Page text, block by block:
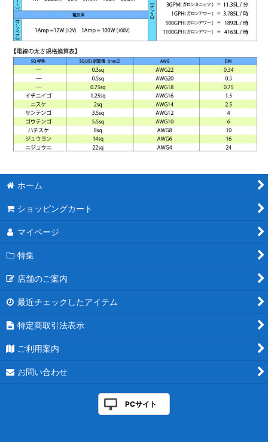
ホーム
ショッピングカート
マイページ
特集
店舗のご案内
最近チェックしたアイテム
特定商取引法表示
ご利用案内
お問い合わせ
PCサイト